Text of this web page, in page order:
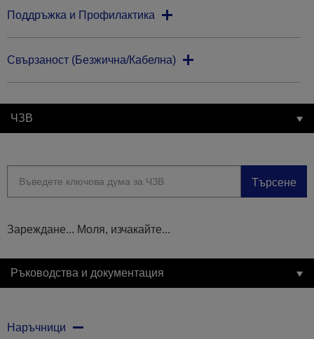
Поддръжка и Профилактика
Свързаност (Безжична/Кабелна)
ЧЗВ
Търсене
Зареждане... Моля, изчакайте...
Ръководства и документация
Наръчници